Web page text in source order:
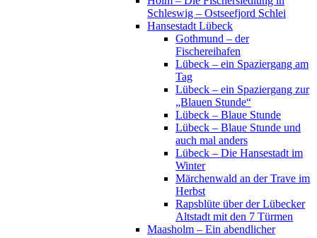
Schleswig – Ostseefjord Schlei
Hansestadt Lübeck
Gothmund – der
Fischereihafen
Lübeck – ein Spaziergang am
Tag
Lübeck – ein Spaziergang zur
„Blauen Stunde“
Lübeck – Blaue Stunde
Lübeck – Blaue Stunde und
auch mal anders
Lübeck – Die Hansestadt im
Winter
Märchenwald an der Trave im
Herbst
Rapsblüte über der Lübecker
Altstadt mit den 7 Türmen
Maasholm – Ein abendlicher